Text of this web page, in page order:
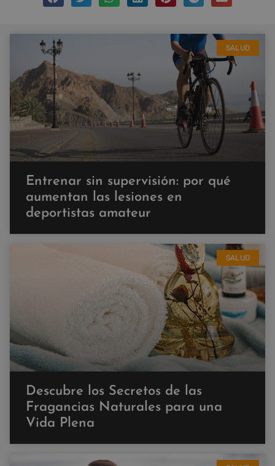
SALUD
Entrenar sin supervisión: por qué
aumentan las lesiones en
deportistas amateur
SALUD
Descubre los Secretos de las
Fragancias Naturales para una
Vida Plena